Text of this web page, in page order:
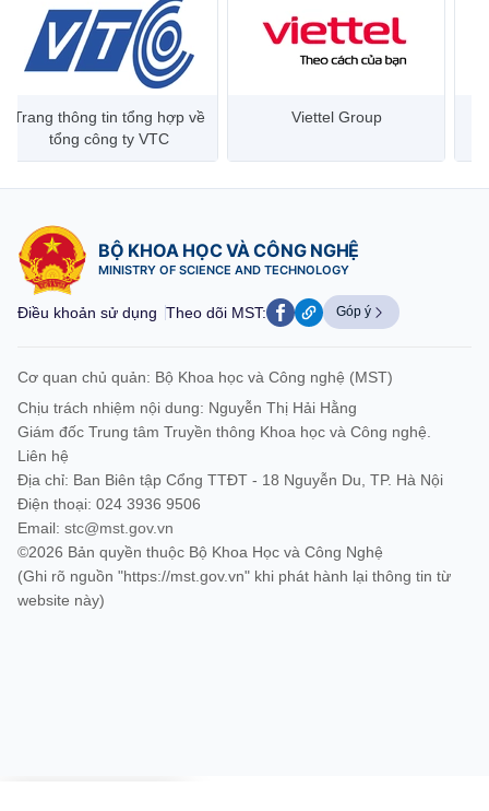
Viettel Group
Đại học Bách Khoa, TP
BỘ KHOA HỌC VÀ CÔNG NGHỆ
MINISTRY OF SCIENCE AND TECHNOLOGY
Điều khoản sử dụng Theo dõi MST: Góp ý
Cơ quan chủ quản: Bộ Khoa học và Công nghệ (MST)
Chịu trách nhiệm nội dung: Nguyễn Thị Hải Hằng
Giám đốc Trung tâm Truyền thông Khoa học và Công nghệ.
Liên hệ
Địa chỉ: Ban Biên tập Cổng TTĐT - 18 Nguyễn Du, TP. Hà Nội
Điện thoại: 024 3936 9506
Email: stc@mst.gov.vn
©2026 Bản quyền thuộc Bộ Khoa Học và Công Nghệ
(Ghi rõ nguồn "https://mst.gov.vn" khi phát hành lại thông tin từ
website này)